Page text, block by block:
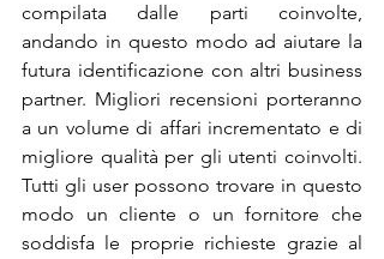
compilata dalle parti coinvolte,
andando in questo modo ad aiutare la
futura identificazione con altri business
partner. Migliori recensioni porteranno
a un volume di affari incrementato e di
migliore qualità per gli utenti coinvolti.
Tutti gli user possono trovare in questo
modo un cliente o un fornitore che
soddisfa le proprie richieste grazie al